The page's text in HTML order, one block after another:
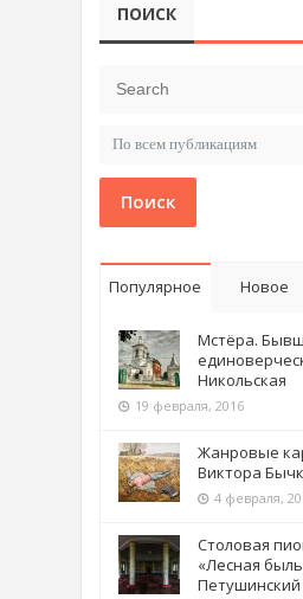
ПОИСК
Поиск
Популярное Новое
Мстёра.
Никольская
19 февраля, 2016
Жанровые
Виктора
4 февраля,
Столовая
«Лесная
Петушинский